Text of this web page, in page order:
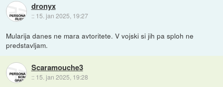
dronyx
:: 15. jan 2025, 19:27
Mularija danes ne mara avtoritete. V vojski si jih pa sploh ne
predstavljam.
Scaramouche3
:: 15. jan 2025, 19:28